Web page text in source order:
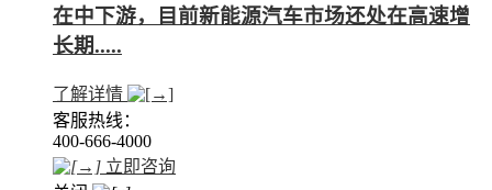
在中下游，目前新能源汽车市场还处在高速增
长期.....
了解详情
客服热线：
400-666-4000
立即咨询